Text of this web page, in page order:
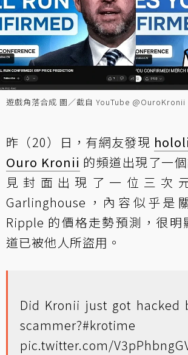
遊戲角落合成 圖／截自 YouTube
昨（20）日，有網友發現
Ouro Kronii 的頻道出現了一
見封面出現了一位三次
Garlinghouse，內容似乎是
Ripple 的價格走勢預測，很明
道已被他人所盜用。
Did Kronii just got hacked
scammer?#krotime
pic.twitter.com/